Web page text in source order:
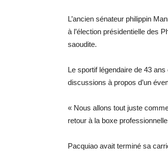
L’ancien sénateur philippin
à l’élection présidentielle des
saoudite.
Le sportif légendaire de 43
discussions à propos d’un
« Nous allons tout juste
retour à la boxe
Pacquiao avait terminé sa